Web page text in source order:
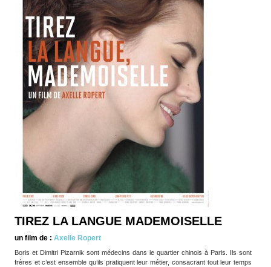
TIREZ LA LANGUE MADEMOISELLE
un film de : Axelle Ropert
Boris et Dimitri Pizarnik sont médecins dans le quartier chinois à Paris. Ils sont
frères et c’est ensemble qu’ils pratiquent leur métier, consacrant tout leur temps